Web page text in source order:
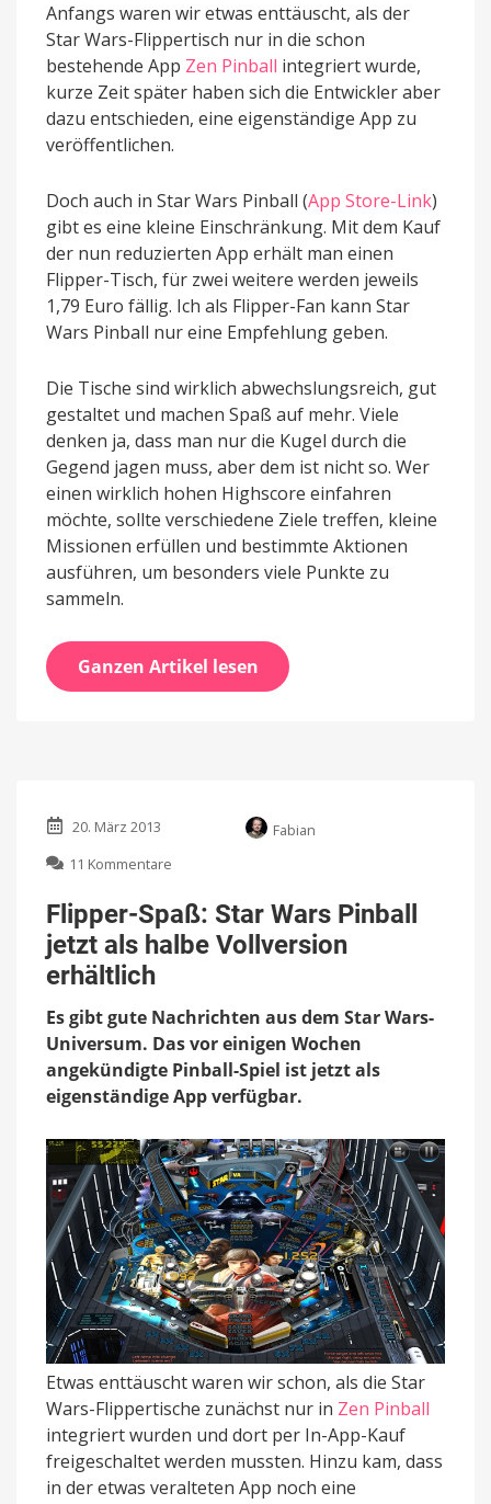
Anfangs waren wir etwas enttäuscht, als der
Star Wars-Flippertisch nur in die schon
bestehende App Zen Pinball integriert wurde,
kurze Zeit später haben sich die Entwickler aber
dazu entschieden, eine eigenständige App zu
veröffentlichen.
Doch auch in Star Wars Pinball (App Store-Link)
gibt es eine kleine Einschränkung. Mit dem Kauf
der nun reduzierten App erhält man einen
Flipper-Tisch, für zwei weitere werden jeweils
1,79 Euro fällig. Ich als Flipper-Fan kann Star
Wars Pinball nur eine Empfehlung geben.
Die Tische sind wirklich abwechslungsreich, gut
gestaltet und machen Spaß auf mehr. Viele
denken ja, dass man nur die Kugel durch die
Gegend jagen muss, aber dem ist nicht so. Wer
einen wirklich hohen Highscore einfahren
möchte, sollte verschiedene Ziele treffen, kleine
Missionen erfüllen und bestimmte Aktionen
ausführen, um besonders viele Punkte zu
sammeln.
Ganzen Artikel lesen
20. März 2013
Fabian
11 Kommentare
Spaß:
Star
Wars
als
Vollversion
erhältlich
Flipper-Spaß: Star Wars Pinball
jetzt als halbe Vollversion
erhältlich
Es gibt gute Nachrichten aus dem Star Wars-
Universum. Das vor einigen Wochen
angekündigte Pinball-Spiel ist jetzt als
eigenständige App verfügbar.
Etwas enttäuscht waren wir schon, als die Star
Wars-Flippertische zunächst nur in Zen Pinball
integriert wurden und dort per In-App-Kauf
freigeschaltet werden mussten. Hinzu kam, dass
in der etwas veralteten App noch eine